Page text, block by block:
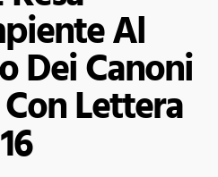
Al
Dei Canoni
Lettera
16